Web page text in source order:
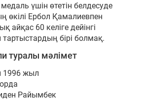
үшін өтетін белдесуде
Ербол Қамалиевпен
айқас 60 келіге дейінгі
бірі болмақ.
туралы мәлімет
1996 жыл
Райымбек